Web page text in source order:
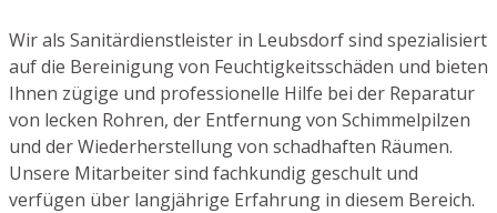
Wir als Sanitärdienstleister in Leubsdorf sind spezialisiert
auf die Bereinigung von Feuchtigkeitsschäden und bieten
Ihnen zügige und professionelle Hilfe bei der Reparatur
von lecken Rohren, der Entfernung von Schimmelpilzen
und der Wiederherstellung von schadhaften Räumen.
Unsere Mitarbeiter sind fachkundig geschult und
verfügen über langjährige Erfahrung in diesem Bereich.